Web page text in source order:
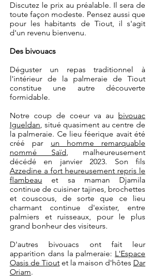
Discutez le prix au préalable. Il sera de
toute façon modeste. Pensez aussi que
pour les habitants de Tiout, il s'agit
d'un revenu bienvenu.
Des bivouacs
Déguster un repas traditionnel à
l'intérieur de la palmeraie de Tiout
constitue une autre découverte
formidable.
Notre coup de coeur va au bivouac
Igueldan, situé quasiment au centre de
la palmeraie. Ce lieu féerique avait été
créé par un homme remarquable
nommé Saïd, malheureusement
décédé en janvier 2023. Son fils
Azzedine a fort heureusement repris le
flambeau et sa maman Djamila
continue de cuisiner tajines, brochettes
et couscous, de sorte que ce lieu
charmant continue d'exister, entre
palmiers et ruisseaux, pour le plus
grand bonheur des visiteurs.
D'autres bivouacs ont fait leur
apparition dans la palmeraie: L'Espace
Oasis de Tiout et la maison d'hôtes Dar
Oriam.